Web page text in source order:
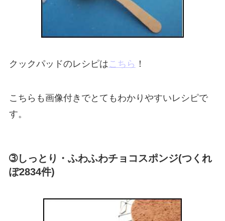
クックパッドのレシピはこちら ！
こちらも画像付きでとてもわかりやすいレシピで
す。
➂しっとり・ふわふわチョコスポンジ(つくれ
ぽ2834件)